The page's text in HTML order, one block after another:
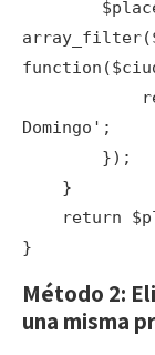
Domingo';
}
Método 2:
una misma